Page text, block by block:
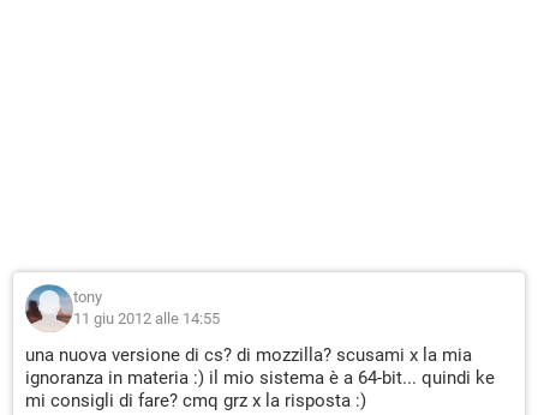
tony
11 giu 2012 alle 14:55
una nuova versione di cs? di mozzilla? scusami x la mia
ignoranza in materia :) il mio sistema è a 64-bit... quindi ke
mi consigli di fare? cmq grz x la risposta :)